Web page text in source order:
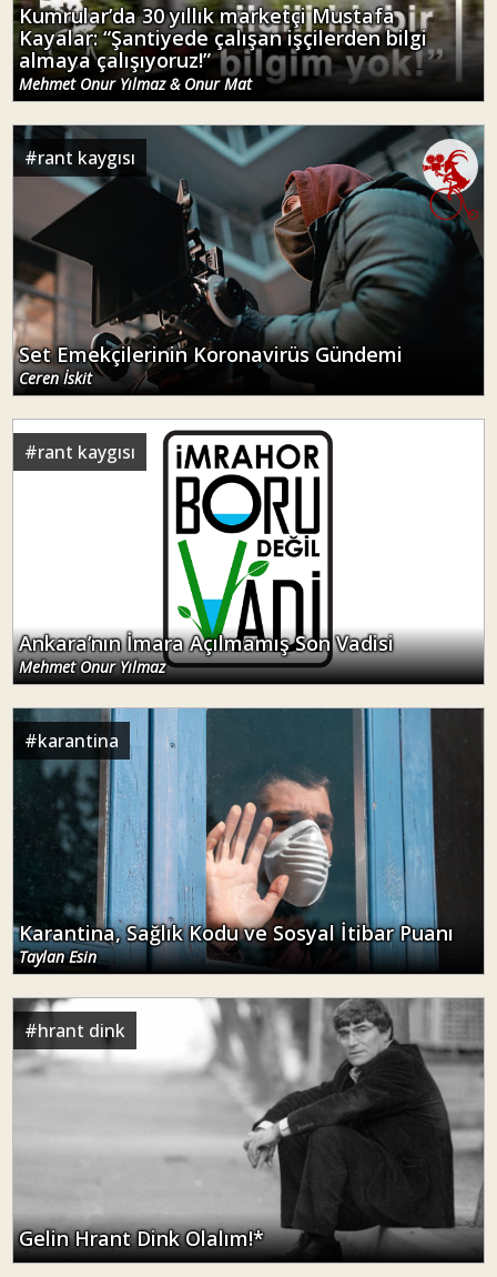
Kumrular’da 30 yıllık marketçi Mustafa
Kayalar: “Şantiyede çalışan işçilerden bilgi
almaya çalışıyoruz!”
Mehmet Onur Yılmaz & Onur Mat
#rant kaygısı
Set Emekçilerinin Koronavirüs Gündemi
Ceren İskit
#rant kaygısı
Ankara’nın İmara Açılmamış Son Vadisi
Mehmet Onur Yılmaz
#karantina
Karantina, Sağlık Kodu ve Sosyal İtibar Puanı
Taylan Esin
#hrant dink
Gelin Hrant Dink Olalım!*